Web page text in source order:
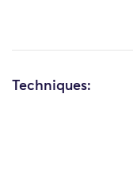
Techniques: